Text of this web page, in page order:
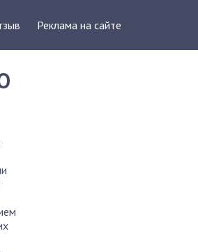
Реклама на сайте